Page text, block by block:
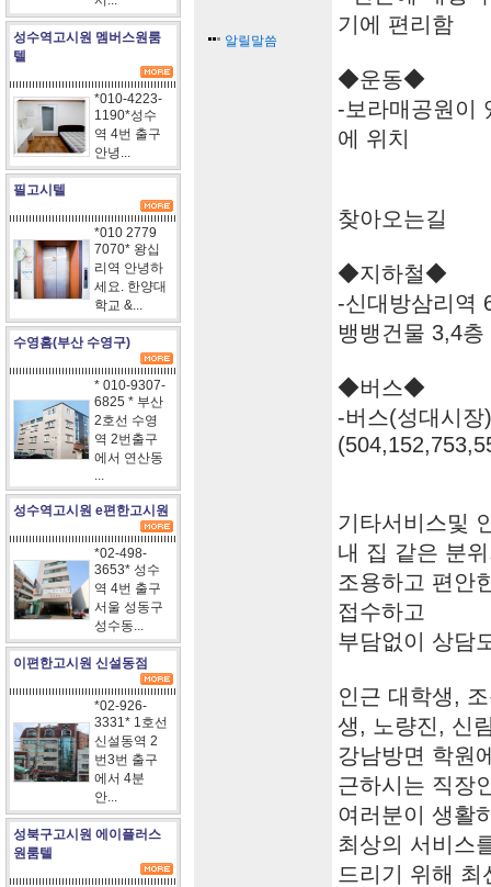
성수역고시원 멤버스원룸
텔
*010-4223-
1190*성수
역 4번 출구
안녕...
필고시텔
*010 2779
7070* 왕십
리역 안녕하
세요. 한양대
학교 &...
수영홈(부산 수영구)
* 010-9307-
6825 * 부산
2호선 수영
역 2번출구
에서 연산동
...
성수역고시원 e편한고시원
*02-498-
3653* 성수
역 4번 출구
서울 성동구
성수동...
이편한고시원 신설동점
*02-926-
3331* 1호선
신설동역 2
번3번 출구
에서 4분
안...
성북구고시원 에이플러스
원룸텔
알릴말씀
기에 편리함
◆운동◆
-보라매공원이
에 위치
찾아오는길
◆지하철◆
-신대방삼리역
뱅뱅건물 3,4층
◆버스◆
-버스(성대시
기타서비스및
내 집 같은 분
조용하고 편안
접수하고
부담없이 상담
인근 대학생,
생, 노량진, 신
강남방면 학원
근하시는 직장
여러분이 생활
최상의 서비스
드리기 위해